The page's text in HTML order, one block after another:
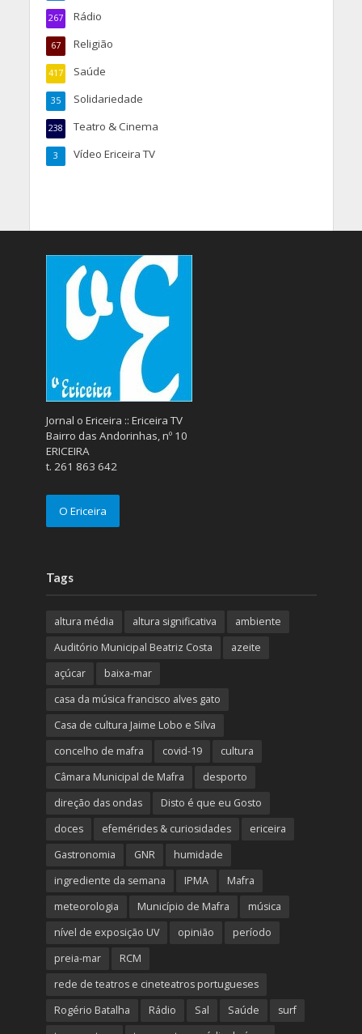
Rádio
267
Religião
67
Saúde
417
Solidariedade
35
Teatro & Cinema
238
Vídeo Ericeira TV
3
Jornal o Ericeira :: Ericeira TV
Bairro das Andorinhas, nº 10
ERICEIRA
t. 261 863 642
O Ericeira
Tags
altura média altura significativa
ambiente
Auditório Municipal Beatriz Costa
azeite
açúcar
baixa-mar
casa da música francisco alves gato
Casa de cultura Jaime Lobo e Silva
concelho de mafra
covid-19
cultura
Câmara Municipal de Mafra
desporto
direção das ondas
Disto é que eu Gosto
doces
efemérides & curiosidades
ericeira
Gastronomia
GNR
humidade
ingrediente da semana
IPMA
Mafra
meteorologia
Município de Mafra
música
nível de exposição UV
opinião
período
preia-mar
RCM
rede de teatros e cineteatros portugueses
Rogério Batalha
Rádio Sal Saúde
surf